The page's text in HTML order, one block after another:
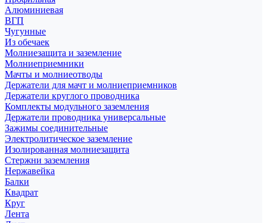
Алюминиевая
ВГП
Чугунные
Из обечаек
Молниезащита и заземление
Молниеприемники
Мачты и молниеотводы
Держатели для мачт и молниеприемников
Держатели круглого проводника
Комплекты модульного заземления
Держатели проводника универсальные
Зажимы соединительные
Электролитическое заземление
Изолированная молниезащита
Стержни заземления
Нержавейка
Балки
Квадрат
Круг
Лента